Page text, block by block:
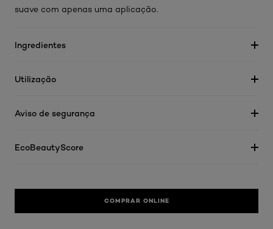
suave com apenas uma aplicação.
Ingredientes
Utilização
Aviso de segurança
EcoBeautyScore
COMPRAR ONLINE